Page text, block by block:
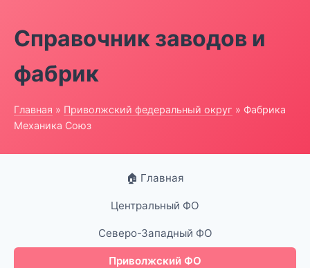
Справочник заводов и
фабрик
Главная » Приволжский федеральный округ » Фабрика
Механика Союз
🏠 Главная
Центральный ФО
Северо-Западный ФО
Приволжский ФО